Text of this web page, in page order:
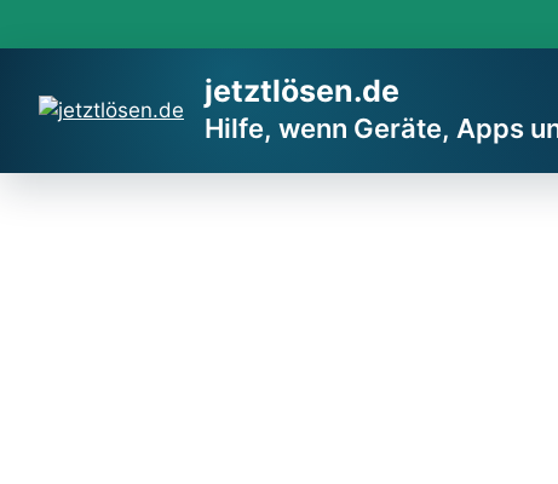
Inhalt
jetztlösen.de
Hilfe, wenn Geräte, Apps